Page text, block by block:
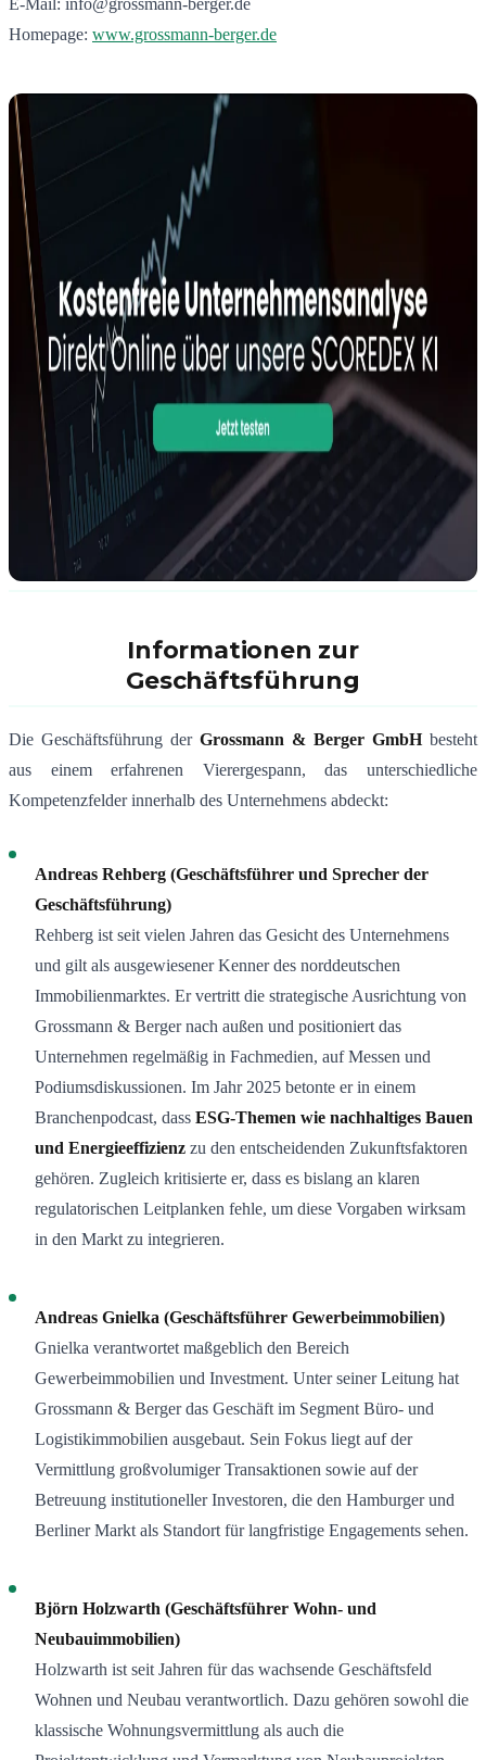
E-Mail: info@grossmann-berger.de
Homepage: www.grossmann-berger.de
Informationen zur
Geschäftsführung
Die Geschäftsführung der Grossmann & Berger GmbHbesteht
aus einem erfahrenen Vierergespann, das unterschiedliche
Kompetenzfelder innerhalb des Unternehmens abdeckt:
Andreas Rehberg (Geschäftsführer und Sprecher der
Geschäftsführung)
Rehberg ist seit vielen Jahren das Gesicht des Unternehmens
und gilt als ausgewiesener Kenner des norddeutschen
Immobilienmarktes. Er vertritt die strategische Ausrichtung von
Grossmann & Berger nach außen und positioniert das
Unternehmen regelmäßig in Fachmedien, auf Messen und
Podiumsdiskussionen. Im Jahr 2025 betonte er in einem
Branchenpodcast, dass ESG-Themen wie nachhaltiges Bauen
und Energieeffizienz zu den entscheidenden Zukunftsfaktoren
gehören. Zugleich kritisierte er, dass es bislang an klaren
regulatorischen Leitplanken fehle, um diese Vorgaben wirksam
in den Markt zu integrieren.
Andreas Gnielka (Geschäftsführer Gewerbeimmobilien)
Gnielka verantwortet maßgeblich den Bereich
Gewerbeimmobilien und Investment. Unter seiner Leitung hat
Grossmann & Berger das Geschäft im Segment Büro- und
Logistikimmobilien ausgebaut. Sein Fokus liegt auf der
Vermittlung großvolumiger Transaktionen sowie auf der
Betreuung institutioneller Investoren, die den Hamburger und
Berliner Markt als Standort für langfristige Engagements sehen.
Björn Holzwarth (Geschäftsführer Wohn- und
Neubauimmobilien)
Holzwarth ist seit Jahren für das wachsende Geschäftsfeld
Wohnen und Neubau verantwortlich. Dazu gehören sowohl die
klassische Wohnungsvermittlung als auch die